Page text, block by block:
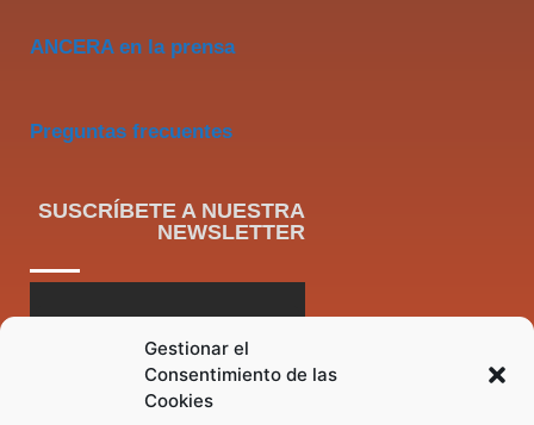
Gestionar el
Consentimiento de las
Cookies
ANCERA en la prensa
Preguntas frecuentes
SUSCRÍBETE A NUESTRA
NEWSLETTER